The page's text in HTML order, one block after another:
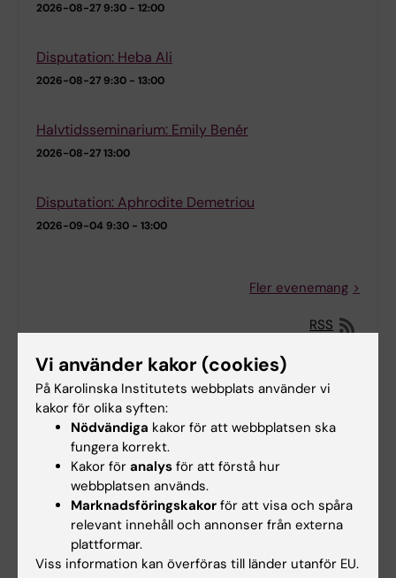
2026-08-27 9:30 - 12:00
Disputation: Heba Ali
2026-08-27 9:30 - 13:00
Halvtidsseminarium: Emily Benér
2026-08-2713:00
Disputation: Aphrodite Demetriou
2026-09-04 9:30 - 13:00
Fler evenemang
RSS
Nyheter från KI Syd
ARC:s Juniorretreat 2026
2026-06-09 14:22
Rätt använt alkoholprov kan ge värdefulla insikter
vid behandling av högt blodtryck i primärvården
2026-06-01 15:42
Vi använder kakor (cookies)
På Karolinska Institutets webbplats använder vi
kakor för olika syften:
Nödvändiga kakor för att webbplatsen ska
fungera korrekt.
Kakor för analys för att förstå hur
webbplatsen används.
Marknadsföringskakor för att visa och spåra
relevant innehåll och annonser från externa
plattformar.
Viss information kan överföras till länder utanför EU.